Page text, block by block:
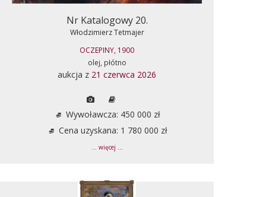
Nr Katalogowy 20.
Włodzimierz Tetmajer
OCZEPINY, 1900
olej, płótno
aukcja z 21 czerwca 2026
Wywoławcza: 450 000 zł
Cena uzyskana: 1 780 000 zł
... więcej ...